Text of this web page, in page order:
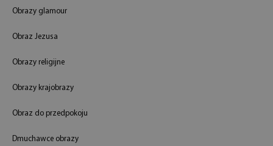
Obrazy glamour
Obraz Jezusa
Obrazy religijne
Obrazy krajobrazy
Obraz do przedpokoju
Dmuchawce obrazy